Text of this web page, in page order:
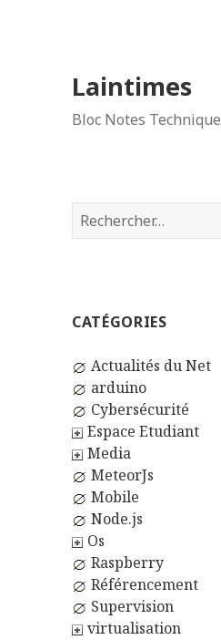
Laintimes
Bloc Notes Technique
Rechercher :
CATÉGORIES
Actualités du Net
arduino
Cybersécurité
Espace Etudiant
Media
MeteorJs
Mobile
Node.js
Os
Raspberry
Référencement
Supervision
virtualisation